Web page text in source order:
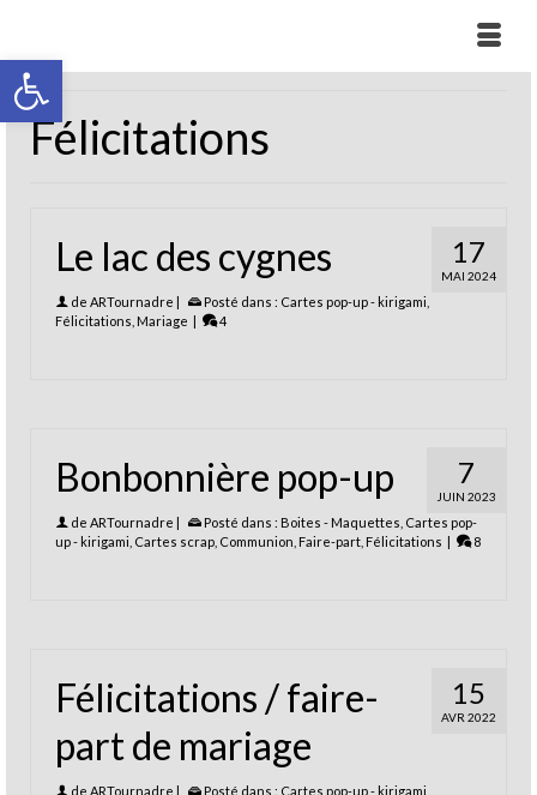
Ouvrir la barre d’outils
Félicitations
17
MAI 2024
Le lac des cygnes
de ARTournadre | Posté dans : Cartes pop-up - kirigami
Félicitations Mariage | 4
7
JUIN 2023
Bonbonnière pop-up
de ARTournadre | Posté dans : Boites - Maquettes Cartes pop-
up - kirigami Cartes scrap Communion Faire-part Félicitations | 8
15
AVR 2022
Félicitations / faire-
part de mariage
de ARTournadre | Posté dans : Cartes pop-up - kirigami